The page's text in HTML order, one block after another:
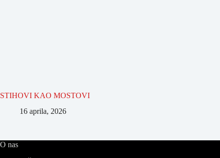
STIHOVI KAO MOSTOVI
16 aprila, 2026
O nas